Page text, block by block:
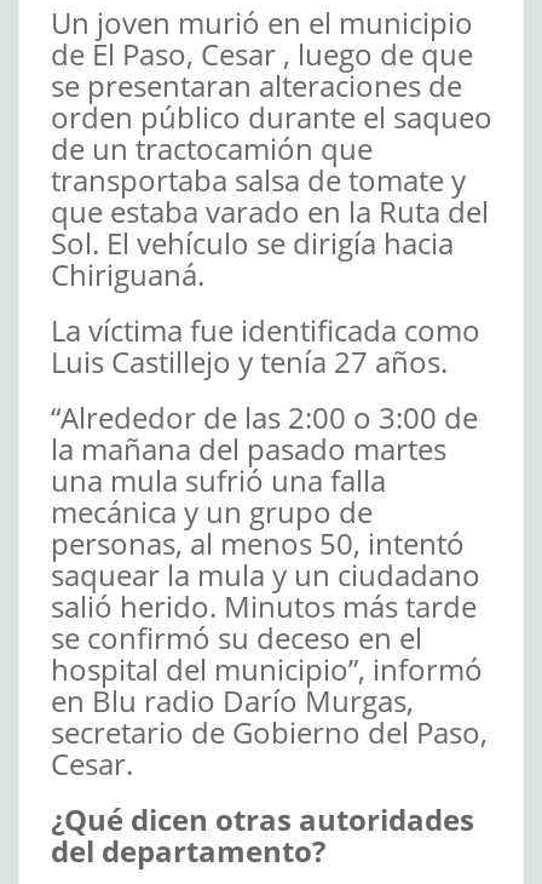
Un joven murió en el municipio
de El Paso, Cesar , luego de que
se presentaran alteraciones de
orden público durante el saqueo
de un tractocamión que
transportaba salsa de tomate y
que estaba varado en la Ruta del
Sol. El vehículo se dirigía hacia
Chiriguaná.
La víctima fue identificada como
Luis Castillejo y tenía 27 años.
“Alrededor de las 2:00 o 3:00 de
la mañana del pasado martes
una mula sufrió una falla
mecánica y un grupo de
personas, al menos 50, intentó
saquear la mula y un ciudadano
salió herido. Minutos más tarde
se confirmó su deceso en el
hospital del municipio”, informó
en Blu radio Darío Murgas,
secretario de Gobierno del Paso,
Cesar.
¿Qué dicen otras autoridades
del departamento?